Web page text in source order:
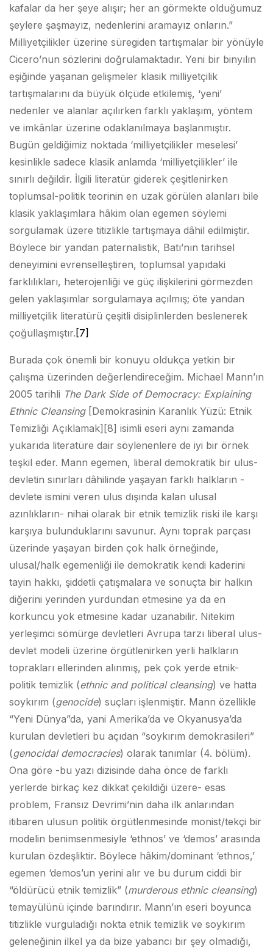
kafalar da her şeye alışır; her an görmekte olduğumuz
şeylere şaşmayız, nedenlerini aramayız onların.”
Milliyetçilikler üzerine süregiden tartışmalar bir yönüyle
Cicero’nun sözlerini doğrulamaktadır. Yeni bir binyılın
eşiğinde yaşanan gelişmeler klasik milliyetçilik
tartışmalarını da büyük ölçüde etkilemiş, ‘yeni’
nedenler ve alanlar açılırken farklı yaklaşım, yöntem
ve imkânlar üzerine odaklanılmaya başlanmıştır.
Bugün geldiğimiz noktada ‘milliyetçilikler meselesi’
kesinlikle sadece klasik anlamda ‘milliyetçilikler’ ile
sınırlı değildir. İlgili literatür giderek çeşitlenirken
toplumsal-politik teorinin en uzak görülen alanları bile
klasik yaklaşımlara hâkim olan egemen söylemi
sorgulamak üzere titizlikle tartışmaya dâhil edilmiştir.
Böylece bir yandan paternalistik, Batı’nın tarihsel
deneyimini evrenselleştiren, toplumsal yapıdaki
farklılıkları, heterojenliği ve güç ilişkilerini görmezden
gelen yaklaşımlar sorgulamaya açılmış; öte yandan
milliyetçilik literatürü çeşitli disiplinlerden beslenerek
çoğullaşmıştır. [7]
Burada çok önemli bir konuyu oldukça yetkin bir
çalışma üzerinden değerlendireceğim. Michael Mann’ın
2005 tarihli The Dark Side of Democracy: Explaining
Ethnic Cleansing[Demokrasinin Karanlık Yüzü: Etnik
Temizliği Açıklamak] [8] isimli eseri aynı zamanda
yukarıda literatüre dair söylenenlere de iyi bir örnek
teşkil eder. Mann egemen, liberal demokratik bir ulus-
devletin sınırları dâhilinde yaşayan farklı halkların -
devlete ismini veren ulus dışında kalan ulusal
azınlıkların- nihai olarak bir etnik temizlik riski ile karşı
karşıya bulunduklarını savunur. Aynı toprak parçası
üzerinde yaşayan birden çok halk örneğinde,
ulusal/halk egemenliği ile demokratik kendi kaderini
tayin hakkı, şiddetli çatışmalara ve sonuçta bir halkın
diğerini yerinden yurdundan etmesine ya da en
korkuncu yok etmesine kadar uzanabilir. Nitekim
yerleşimci sömürge devletleri Avrupa tarzı liberal ulus-
devlet modeli üzerine örgütlenirken yerli halkların
toprakları ellerinden alınmış, pek çok yerde etnik-
politik temizlik (ethnic and political cleansing) ve hatta
soykırım (genocide) suçları işlenmiştir. Mann özellikle
“Yeni Dünya”da, yani Amerika’da ve Okyanusya’da
kurulan devletleri bu açıdan “soykırım demokrasileri”
(genocidal democracies) olarak tanımlar (4. bölüm).
Ona göre -bu yazı dizisinde daha önce de farklı
yerlerde birkaç kez dikkat çekildiği üzere- esas
problem, Fransız Devrimi’nin daha ilk anlarından
itibaren ulusun politik örgütlenmesinde monist/tekçi bir
modelin benimsenmesiyle ‘ethnos’ ve ‘demos’ arasında
kurulan özdeşliktir. Böylece hâkim/dominant ‘ethnos,’
egemen ‘demos’un yerini alır ve bu durum ciddi bir
“öldürücü etnik temizlik” (murderous ethnic cleansing)
temayülünü içinde barındırır. Mann’ın eseri boyunca
titizlikle vurguladığı nokta etnik temizlik ve soykırım
geleneğinin ilkel ya da bize yabancı bir şey olmadığı,